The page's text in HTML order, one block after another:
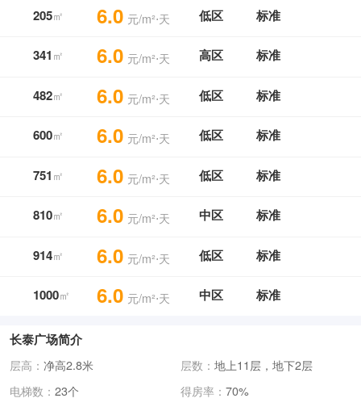
205㎡ 6.0 元/m²⋅天 低区 标准
341 ㎡ 6.0 元/m²⋅天 高区 标准
482㎡ 6.0 元/m²⋅天 低区 标准
600㎡ 6.0 元/m²⋅天 低区 标准
751 ㎡ 6.0 元/m²⋅天 低区 标准
810㎡ 6.0 元/m²⋅天 中区 标准
914㎡ 6.0 元/m²⋅天 低区 标准
1000㎡ 6.0 元/m²⋅天 中区 标准
长泰广场简介
层高： 净高2.8米 层数： 地上11层，地下2层
电梯数： 23个 得房率： 70%